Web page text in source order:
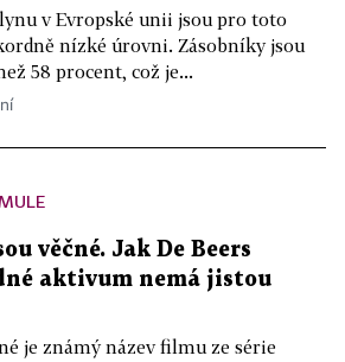
v Evropské unii jsou pro toto
nízké úrovni. Zásobníky jsou
58 procent, což je...
věčné. Jak De Beers
aktivum nemá jistou
je známý název filmu ze série